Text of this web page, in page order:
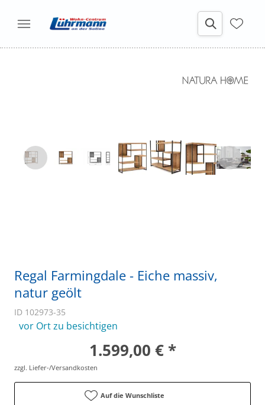
Regal Farmingdale - Eiche massiv,
natur geölt
ID 102973-35
vor Ort zu besichtigen
1.599,00 € *
zzgl. Liefer-/Versandkosten
Auf die Wunschliste